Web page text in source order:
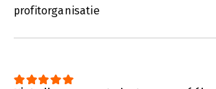
profitorganisatie